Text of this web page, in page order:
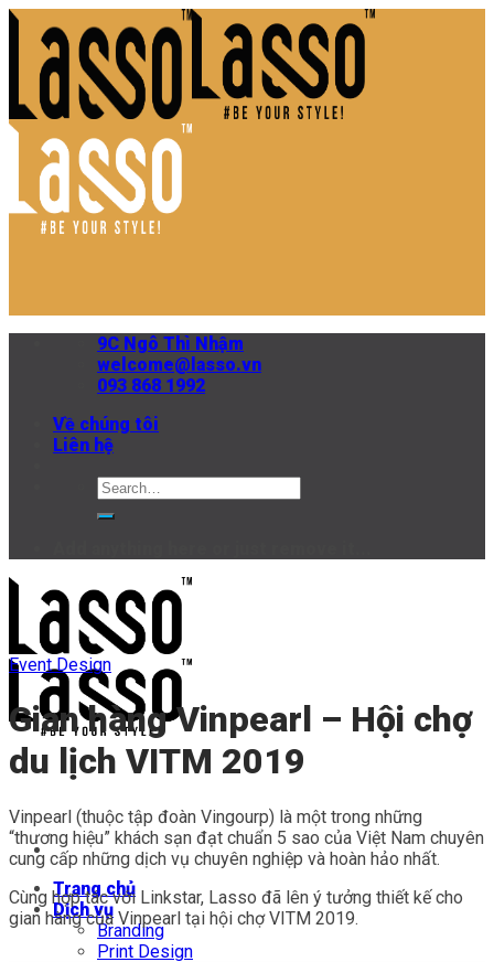
Skip
content
9C Ngô Thì Nhậm
welcome@lasso.vn
093 868 1992
Về chúng tôi
Liên hệ
Trang chủ
Dịch vụ
Branding
Print Design
Event Design
Gian hàng Vinpearl – Hội chợ
du lịch VITM 2019
Vinpearl (thuộc tập đoàn Vingourp) là một trong những
“thương hiệu” khách sạn đạt chuẩn 5 sao của Việt Nam chuyên
cung cấp những dịch vụ chuyên nghiệp và hoàn hảo nhất.
Cùng hợp tác với Linkstar, Lasso đã lên ý tưởng thiết kế cho
gian hàng của Vinpearl tại hội chợ VITM 2019.